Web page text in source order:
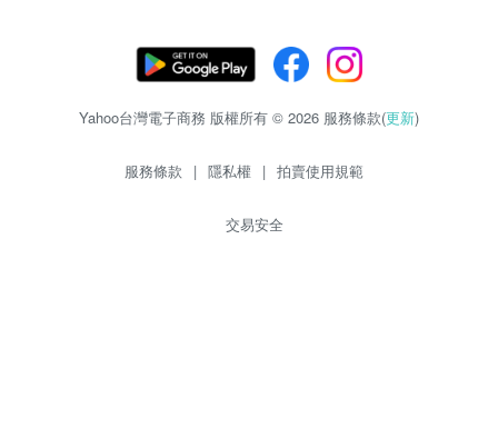
Yahoo台灣電子商務 版權所有 © 2026 服務條款(更新)
服務條款 | 隱私權 | 拍賣使用規範
交易安全